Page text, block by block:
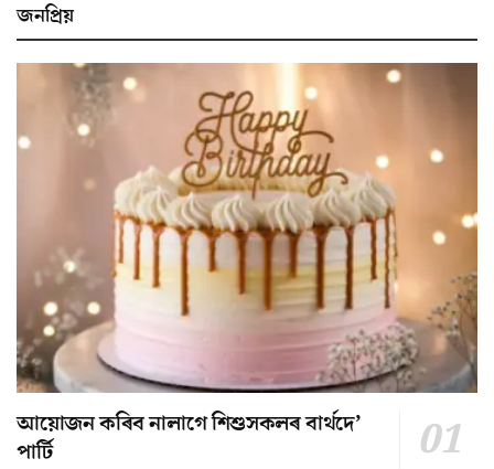
জনপ্ৰিয়
আয়োজন কৰিব নালাগে শিশুসকলৰ বাৰ্থদে’
পাৰ্টি